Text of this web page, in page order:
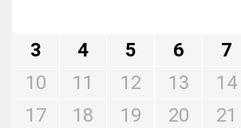
3
4 5 6 7
10
11 12 13 14
17
18 19 20 21